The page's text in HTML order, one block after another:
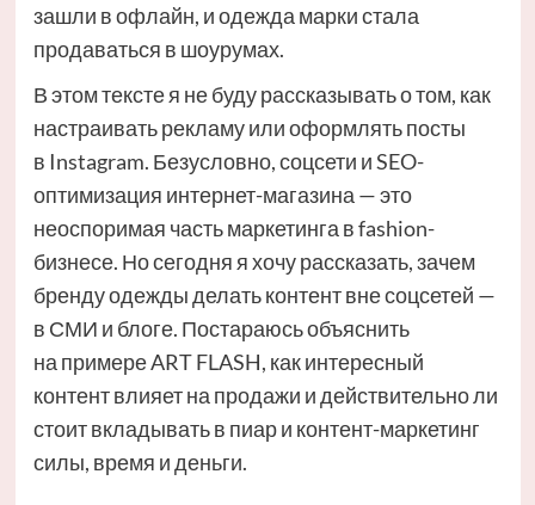
зашли в офлайн, и одежда марки стала
продаваться в шоурумах.
В этом тексте я не буду рассказывать о том, как
настраивать рекламу или оформлять посты
в Instagram. Безусловно, соцсети и SEO-
оптимизация интернет-магазина — это
неоспоримая часть маркетинга в fashion-
бизнесе. Но сегодня я хочу рассказать, зачем
бренду одежды делать контент вне соцсетей —
в СМИ и блоге. Постараюсь объяснить
на примере ART FLASH, как интересный
контент влияет на продажи и действительно ли
стоит вкладывать в пиар и контент-маркетинг
силы, время и деньги.